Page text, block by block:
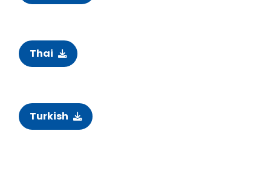
Thai
Turkish